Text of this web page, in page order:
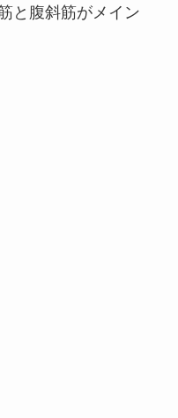
と腹斜筋がメイン